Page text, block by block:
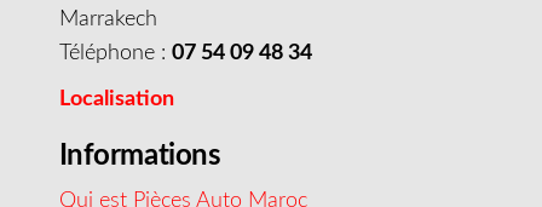
Marrakech
Téléphone : 07 54 09 48 34
Localisation
Informations
Qui est Pièces Auto Maroc